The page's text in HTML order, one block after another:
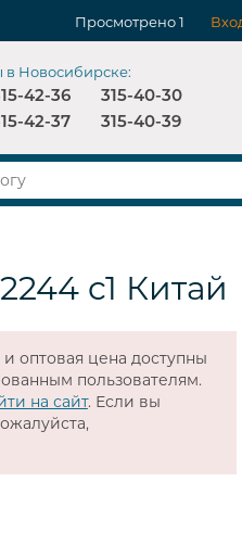
Просмотрено1
в Новосибирске:
42-36
315-40-30
42-37
315-40-39
c1 Китай
оптовая цена доступны
пользователям.
на сайт. Если вы